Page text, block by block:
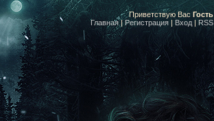
Приветствую Вас Гость
Главная|Регистрация | Вход | RSS